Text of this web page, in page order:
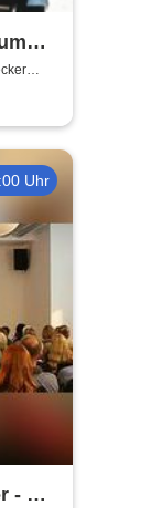
Uhr
- mit